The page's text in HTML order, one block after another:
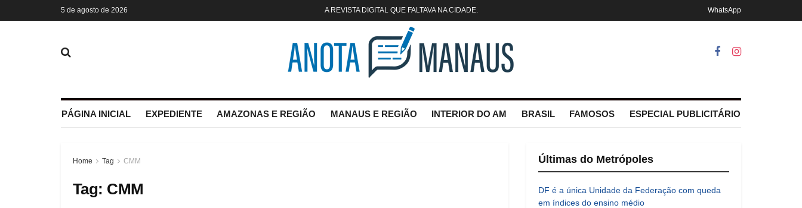
5 de agosto de 2026 A REVISTA DIGITAL QUE FALTAVA NA CIDADE. WhatsApp
PÁGINA INICIAL EXPEDIENTE AMAZONAS E REGIÃO MANAUS E REGIÃO INTERIOR DO AM BRASIL FAMOSOS ESPECIAL PUBLICITÁRIO
Home Tag CMM
Tag: CMM
Últimas do Metrópoles
DF é a única Unidade da Federação com queda
em índices do ensino médio